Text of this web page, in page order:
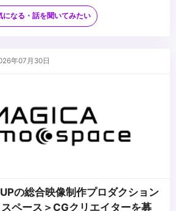
使用したモーショングラフィックの描画
な方
になる・話を聞いてみたい
年07月30日
の総合映像制作プロダクション
ペース＞CGクリエイターを募